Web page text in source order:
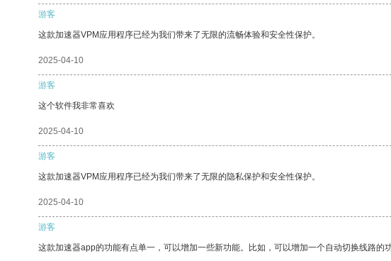
游客
这款加速器VPM应用程序已经为我们带来了无限的流畅体验和安全性保护。
2025-04-10
游客
这个软件我非常喜欢
2025-04-10
游客
这款加速器VPM应用程序已经为我们带来了无限的隐私保护和安全性保护。
2025-04-10
游客
这款加速器app的功能有点单一，可以增加一些新功能。比如，可以增加一个自动切换线路的